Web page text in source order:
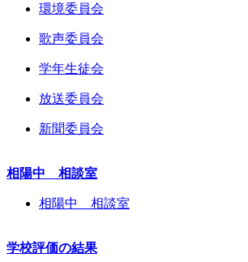
環境委員会
歌声委員会
学年生徒会
放送委員会
新聞委員会
相陽中 相談室
相陽中 相談室
学校評価の結果